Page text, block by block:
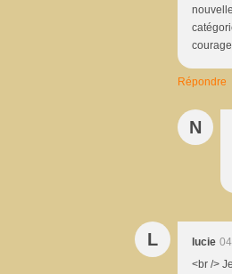
Répondre
N
L lucie
<br />